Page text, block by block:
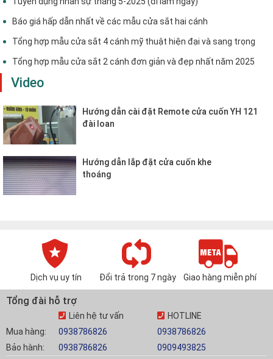
Báo giá hấp dẫn nhất về các mẫu cửa sắt hai cánh
Tổng hợp mẫu cửa sắt 4 cánh mỹ thuật hiện đại và sang trọng
Tổng hợp mẫu cửa sắt 2 cánh đơn giản và đẹp nhất năm 2025
Video
Hướng dẫn cài đặt Remote cửa cuốn YH 121
đài loan
Hướng dẫn lắp đặt cửa cuốn khe
thoáng
Dịch vụ uy tín Đổi trả trong 7 ngày Giao hàng miễn phí
Tổng đài hỗ trợ
Mua hàng:
Bảo hành:
Liên hệ tư vấn
0938786826
0938786826
HOTLINE
0938786826
0909493825